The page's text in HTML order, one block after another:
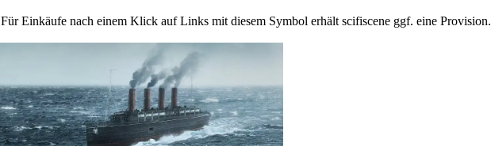
Für Einkäufe nach einem Klick auf Links mit diesem Symbol erhält scifiscene ggf. eine Provision.